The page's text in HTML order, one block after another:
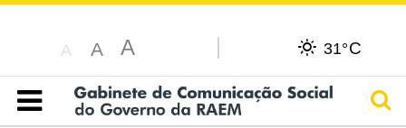
A A A 31°C
Índice